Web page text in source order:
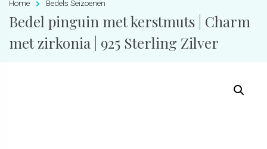
Home Bedels Seizoenen
Bedel pinguin met kerstmuts | Charm
met zirkonia | 925 Sterling Zilver